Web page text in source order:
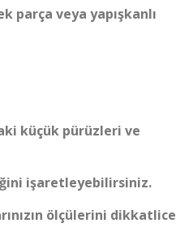
parça veya yapışkanlı
küçük pürüzleri ve
işaretleyebilirsiniz.
ölçülerini dikkatlice